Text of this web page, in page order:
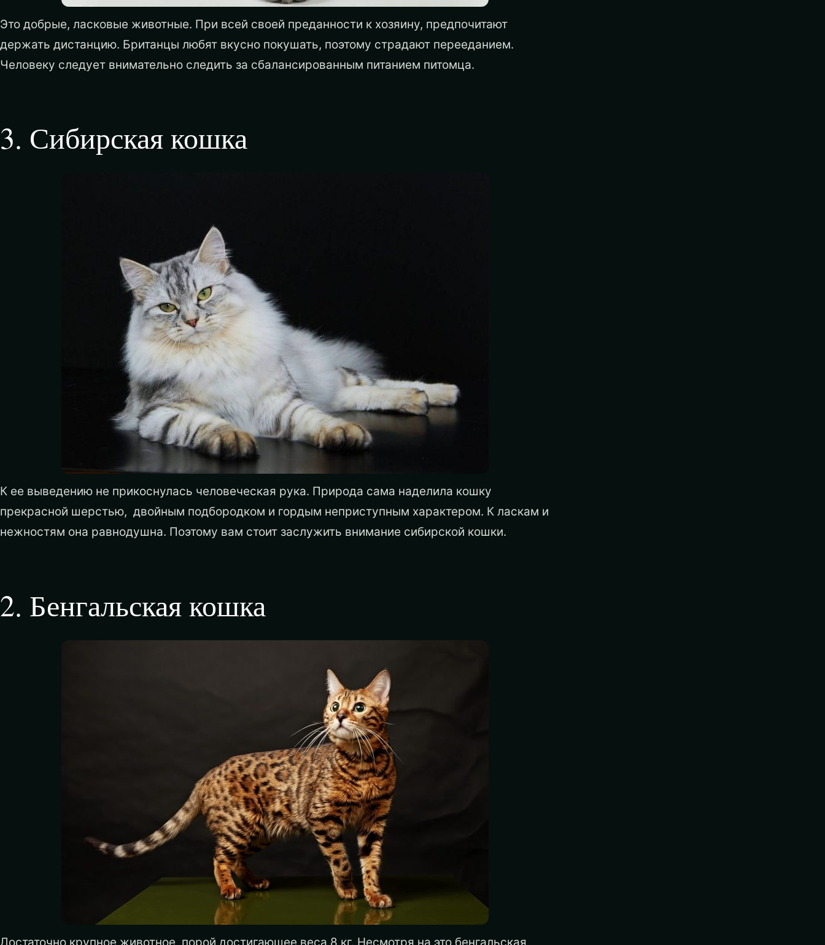
Это добрые, ласковые животные. При всей своей преданности к хозяину, предпочитают
держать дистанцию. Британцы любят вкусно покушать, поэтому страдают перееданием.
Человеку следует внимательно следить за сбалансированным питанием питомца.
3. Сибирская кошка
К ее выведению не прикоснулась человеческая рука. Природа сама наделила кошку
прекрасной шерстью, двойным подбородком и гордым неприступным характером. К ласкам и
нежностям она равнодушна. Поэтому вам стоит заслужить внимание сибирской кошки.
2. Бенгальская кошка
Достаточно крупное животное, порой достигающее веса 8 кг. Несмотря на это бенгальская